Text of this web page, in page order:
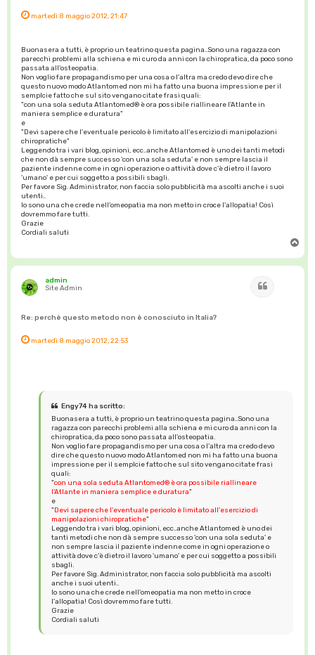
martedì 8 maggio 2012, 21:47
Buonasera a tutti, è proprio un teatrino questa pagina..Sono una ragazza con
parecchi problemi alla schiena e mi curo da anni con la chiropratica, da poco sono
passata all'osteopatia.
Non voglio fare propagandismo per una cosa o l'altra ma credo devo dire che
questo nuovo modo Atlantomed non mi ha fatto una buona impressione per il
semplcie fatto che sul sito vengano citate frasi quali:
"con una sola seduta Atlantomed® è ora possibile riallineare l'Atlante in
maniera semplice e duratura"
e
"Devi sapere che l'eventuale pericolo è limitato all'esercizio di manipolazioni
chiropratiche"
Leggendo tra i vari blog, opinioni, ecc..anche Atlantomed è uno dei tanti metodi
che non dà sempre successo 'con una sola seduta' e non sempre lascia il
paziente indenne come in ogni operazione o attività dove c'è dietro il lavoro
'umano' e per cui soggetto a possibili sbagli.
Per favore Sig. Administrator, non faccia solo pubblicità ma ascolti anche i suoi
utenti..
Io sono una che crede nell'omeopatia ma non metto in croce l'allopatia! Così
dovremmo fare tutti.
Grazie
Cordiali saluti
p
admin
Site Admin
Re: perchè questo metodo non è conosciuto in Italia?
martedì 8 maggio 2012, 22:53
Engy74 ha scritto:
Buonasera a tutti, è proprio un teatrino questa pagina..Sono una
ragazza con parecchi problemi alla schiena e mi curo da anni con la
chiropratica, da poco sono passata all'osteopatia.
Non voglio fare propagandismo per una cosa o l'altra ma credo devo
dire che questo nuovo modo Atlantomed non mi ha fatto una buona
impressione per il semplcie fatto che sul sito vengano citate frasi
quali:
"con una sola seduta Atlantomed® è ora possibile riallineare
l'Atlante in maniera semplice e duratura"
e
"Devi sapere che l'eventuale pericolo è limitato all'esercizio di
manipolazioni chiropratiche"
Leggendo tra i vari blog, opinioni, ecc..anche Atlantomed è uno dei
tanti metodi che non dà sempre successo 'con una sola seduta' e
non sempre lascia il paziente indenne come in ogni operazione o
attività dove c'è dietro il lavoro 'umano' e per cui soggetto a possibili
sbagli.
Per favore Sig. Administrator, non faccia solo pubblicità ma ascolti
anche i suoi utenti..
Io sono una che crede nell'omeopatia ma non metto in croce
l'allopatia! Così dovremmo fare tutti.
Grazie
Cordiali saluti